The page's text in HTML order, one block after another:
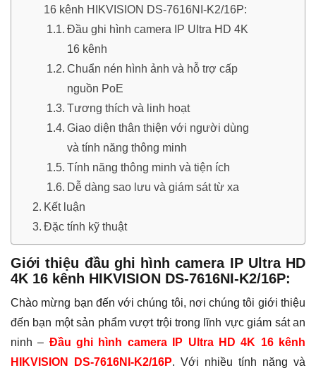
16 kênh HIKVISION DS-7616NI-K2/16P:
Đầu ghi hình camera IP Ultra HD 4K
16 kênh
Chuẩn nén hình ảnh và hỗ trợ cấp
nguồn PoE
Tương thích và linh hoạt
Giao diện thân thiện với người dùng
và tính năng thông minh
Tính năng thông minh và tiện ích
Dễ dàng sao lưu và giám sát từ xa
Kết luận
Đặc tính kỹ thuật
Giới thiệu đầu ghi hình camera IP Ultra HD
4K 16 kênh HIKVISION DS-7616NI-K2/16P:
Chào mừng bạn đến với chúng tôi, nơi chúng tôi giới thiệu
đến bạn một sản phẩm vượt trội trong lĩnh vực giám sát an
ninh – Đầu ghi hình camera IP Ultra HD 4K 16 kênh
HIKVISION DS-7616NI-K2/16P. Với nhiều tính năng và